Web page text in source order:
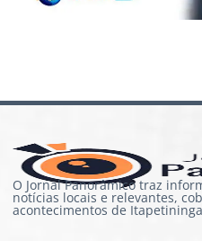
O Jornal Panorâmico traz
notícias locais e relevantes,
acontecimentos de